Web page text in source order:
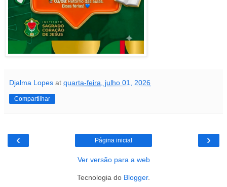
Djalma Lopes at quarta-feira, julho 01, 2026
Compartilhar
‹ ›
Página inicial
Ver versão para a web
Tecnologia do Blogger.